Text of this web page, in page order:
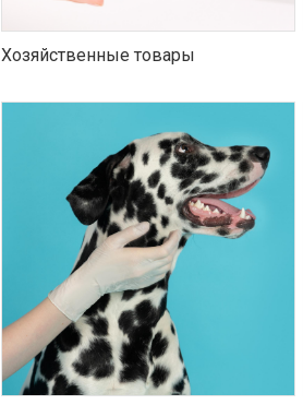
Хозяйственные товары